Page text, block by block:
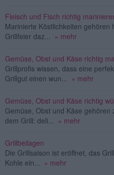
Fleisch und Fisch richtig
Marinierte Köstlichkeiten gehören
Grillfeier daz... » mehr
Gemüse, Obst und Käse richtig
Grillprofis wissen, dass eine
Grillgut einen wun... » mehr
Gemüse, Obst und Käse richtig
Gemüse, Obst und Käse gehören
dem Grill: deli... » mehr
Grillbeilagen
Die Grillsaison ist eröffnet, das
Kohle ein... » mehr